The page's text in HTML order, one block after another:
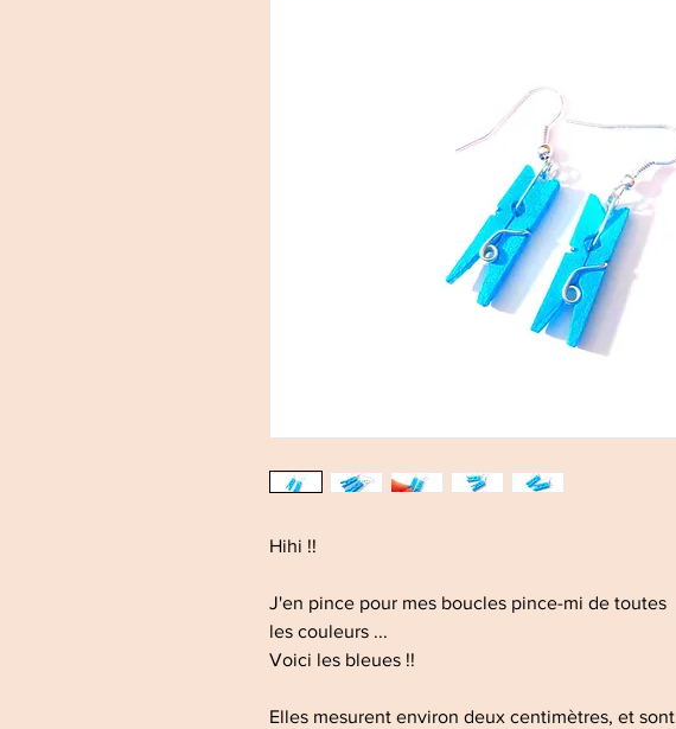
Hihi !!
J'en pince pour mes boucles pince-mi de toutes
les couleurs ...
Voici les bleues !!
Elles mesurent environ deux centimètres, et sont